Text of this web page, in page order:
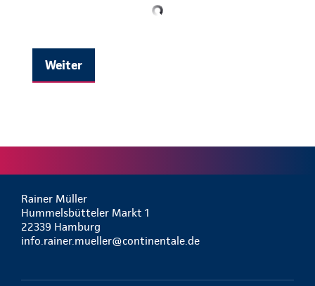
Weiter
Rainer Müller
Hummelsbütteler Markt 1
22339 Hamburg
info.rainer.mueller@continentale.de